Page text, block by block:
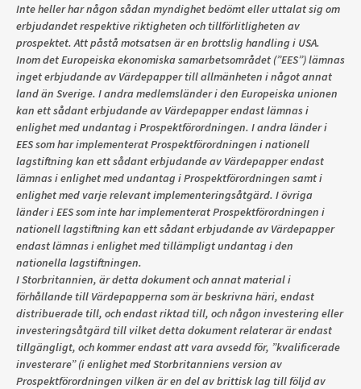
Inte heller har någon sådan myndighet bedömt eller uttalat sig om
erbjudandet respektive riktigheten och tillförlitligheten av
prospektet. Att påstå motsatsen är en brottslig handling i USA.
Inom det Europeiska ekonomiska samarbetsområdet (”EES”) lämnas
inget erbjudande av Värdepapper till allmänheten i något annat
land än Sverige. I andra medlemsländer i den Europeiska unionen
kan ett sådant erbjudande av Värdepapper endast lämnas i
enlighet med undantag i Prospektförordningen. I andra länder i
EES som har implementerat Prospektförordningen i nationell
lagstiftning kan ett sådant erbjudande av Värdepapper endast
lämnas i enlighet med undantag i Prospektförordningen samt i
enlighet med varje relevant implementeringsåtgärd. I övriga
länder i EES som inte har implementerat Prospektförordningen i
nationell lagstiftning kan ett sådant erbjudande av Värdepapper
endast lämnas i enlighet med tillämpligt undantag i den
nationella lagstiftningen.
I Storbritannien, är detta dokument och annat material i
förhållande till Värdepapperna som är beskrivna häri, endast
distribuerade till, och endast riktad till, och någon investering eller
investeringsåtgärd till vilket detta dokument relaterar är endast
tillgängligt, och kommer endast att vara avsedd för, ”kvalificerade
investerare” (i enlighet med Storbritanniens version av
Prospektförordningen vilken är en del av brittisk lag till följd av